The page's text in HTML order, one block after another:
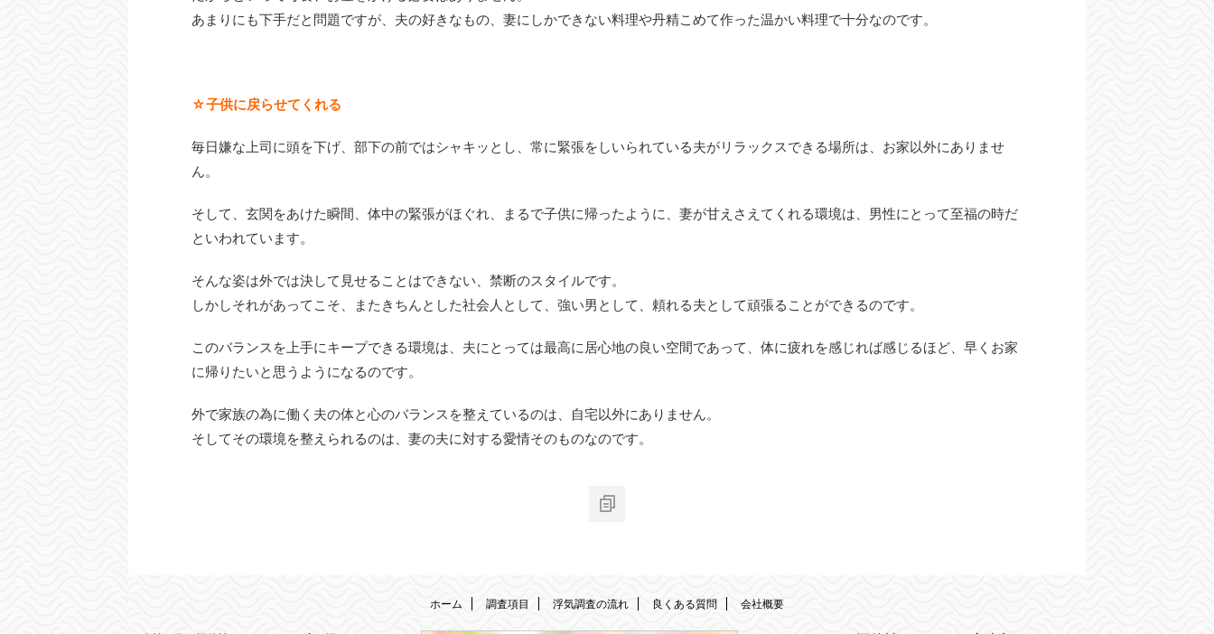
あまりにも下手だと問題ですが、夫の好きなもの、妻にしかできない料理や丹精こめて作った温かい料理で十分なのです。
☆子供に戻らせてくれる
毎日嫌な上司に頭を下げ、部下の前ではシャキッとし、常に緊張をしいられている夫がリラックスできる場所は、お家以外にありませ
ん。
そして、玄関をあけた瞬間、体中の緊張がほぐれ、まるで子供に帰ったように、妻が甘えさえてくれる環境は、男性にとって至福の時だ
といわれています。
そんな姿は外では決して見せることはできない、禁断のスタイルです。
しかしそれがあってこそ、またきちんとした社会人として、強い男として、頼れる夫として頑張ることができるのです。
このバランスを上手にキープできる環境は、夫にとっては最高に居心地の良い空間であって、体に疲れを感じれば感じるほど、早くお家
に帰りたいと思うようになるのです。
外で家族の為に働く夫の体と心のバランスを整えているのは、自宅以外にありません。
そしてその環境を整えられるのは、妻の夫に対する愛情そのものなのです。
ホーム 調査項目 浮気調査の流れ 良くある質問 会社概要